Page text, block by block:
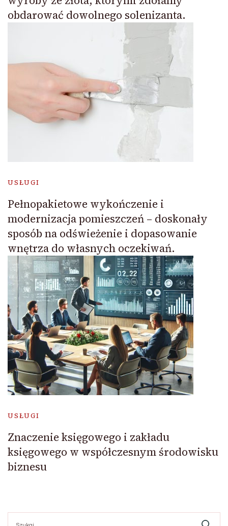
obdarować dowolnego solenizanta.
USŁUGI
Pełnopakietowe wykończenie i
modernizacja pomieszczeń – doskonały
sposób na odświeżenie i dopasowanie
wnętrza do własnych oczekiwań.
USŁUGI
Znaczenie księgowego i zakładu
księgowego w współczesnym środowisku
biznesu